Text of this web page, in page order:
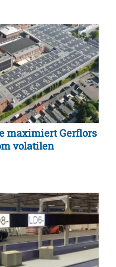
maximiert Gerflors
volatilen